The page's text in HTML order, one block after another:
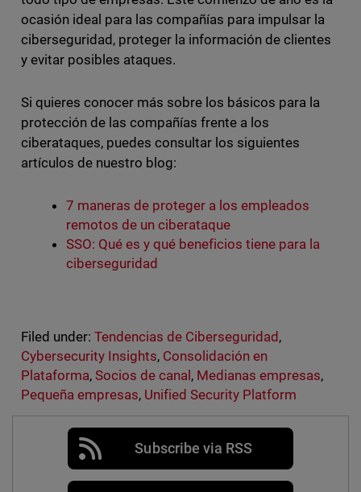
ocasión ideal para las compañías para impulsar la
ciberseguridad, proteger la información de clientes
y evitar posibles ataques.
Si quieres conocer más sobre los básicos para la
protección de las compañías frente a los
ciberataques, puedes consultar los siguientes
artículos de nuestro blog:
7 maneras de proteger a los empleados
remotos de un ciberataque
SSO: Qué es y qué beneficios tiene para la
ciberseguridad
Filed under: Tendencias de Ciberseguridad ,
Cybersecurity Insights, Consolidación en
Plataforma, Socios de canal , Medianas empresas,
Pequeña empresas, Unified Security Platform
Subscribe via RSS